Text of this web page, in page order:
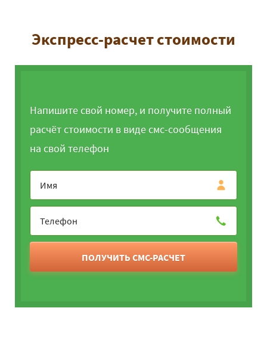
Экспресс-расчет стоимости
Напишите свой номер, и получите полный
расчёт стоимости в виде смс-сообщения
на свой телефон
ПОЛУЧИТЬ СМС-РАСЧЕТ